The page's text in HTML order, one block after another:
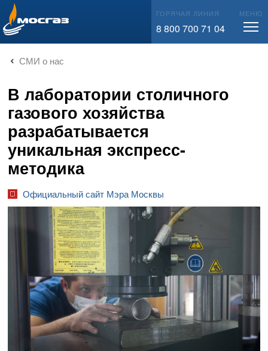
info@mos-gaz.ru ГОРЯЧАЯ ЛИНИЯ
8 800 700 71 04
МЕНЮ
СМИ о нас
В лаборатории столичного
газового хозяйства
разрабатывается
уникальная экспресс-
методика
Официальный сайт Мэра Москвы